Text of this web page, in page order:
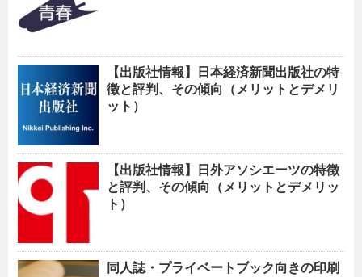
【出版社情報】日本経済新聞出版社の特
徴と評判、その傾向（メリットとデメリ
ット）
【出版社情報】日外アソシエーツの特徴
と評判、その傾向（メリットとデメリッ
ト）
同人誌・プライベートブック向きの印刷